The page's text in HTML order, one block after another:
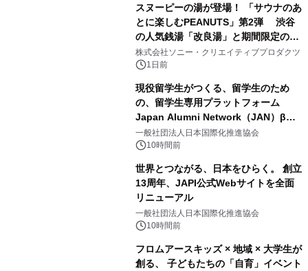
スヌーピーの湯が登場！ 「サウナのあ
とに楽しむPEANUTS」第2弾 渋谷
の人気銭湯「改良湯」と期間限定のコ
ラボレーション サウナイキタイコラ
ボグッズも発売決定！
株式会社ソニー・クリエイティブプロダクツ
1日前
現役留学生がつくる、留学生のため
の、留学生専用プラットフォーム
Japan Alumni Network（JAN）β版
をリリース
一般社団法人日本国際化推進協会
10時間前
世界とつながる、日本をひらく。 創立
13周年、JAPI公式Webサイトを全面
リニューアル
一般社団法人日本国際化推進協会
10時間前
フロムアースキッズ × 地域 × 大学生が
創る、 子どもたちの「自育」イベント